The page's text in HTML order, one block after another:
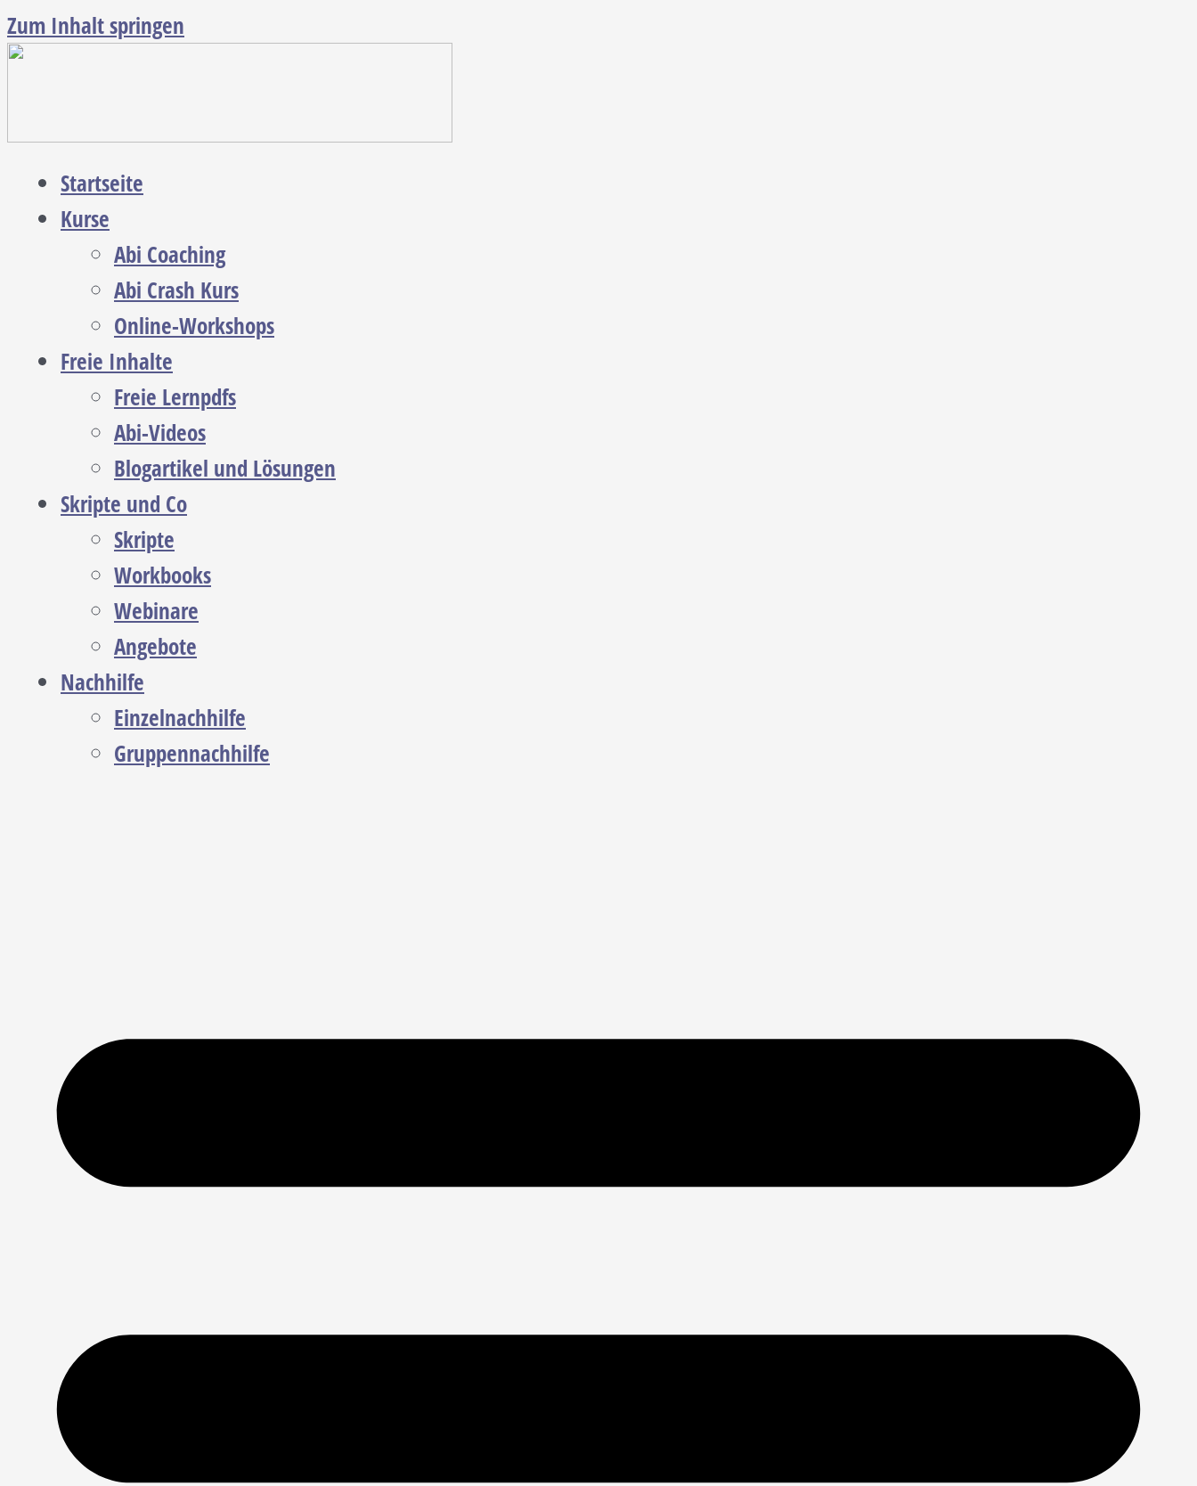
Zum Inhalt springen
Startseite
Kurse
Abi Coaching
Abi Crash Kurs
Online-Workshops
Freie Inhalte
Freie Lernpdfs
Abi-Videos
Blogartikel und Lösungen
Skripte und Co
Skripte
Workbooks
Webinare
Angebote
Nachhilfe
Einzelnachhilfe
Gruppennachhilfe